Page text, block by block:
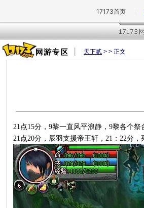
17173首页
天下贰 > > 正文
21点15分，9黎一直风平浪静，9黎各个
21点20分，辰羽支援帝王轩，21：22分